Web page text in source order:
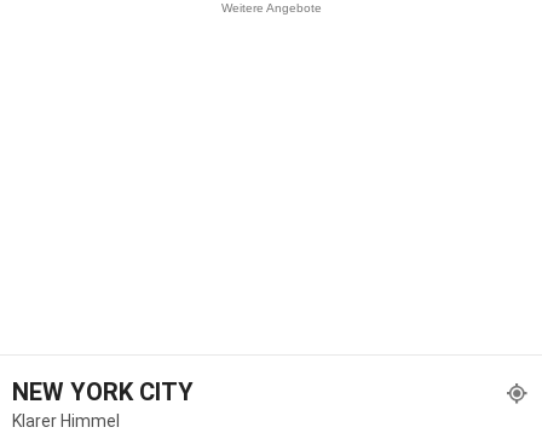
Weitere Angebote
NEW YORK CITY
Klarer Himmel